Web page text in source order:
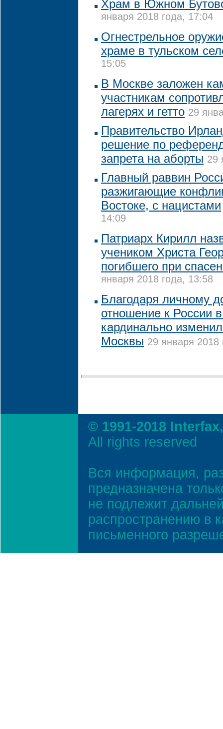
Храм в Южном
января 2018 года, 17:04
Огнестрельное
храме в тульском
15:05
В Москве заложен
участникам
лагерях и гетто 29
Правительство
решение по
запрета на аборты 29
Главный раввин
разжигающие
Востоке, с нацистами
14:09
Патриарх Кирилл
учеником Христа
погибшего при
января 2018 года, 13:58
Благодаря личному
отношение к России
кардинально
Москвы 29 января 2018
© 1991-2018
All rights reserved
Вся информация,
предназначена
не подлежит
распространению в
письменного